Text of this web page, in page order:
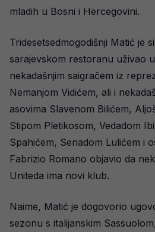
mladih u Bosni i Hercegovini.
Tridesetsedmogodišnji Matić je
sarajevskom restoranu uživao
nekadašnjim saigračem iz
Nemanjom Vidićem, ali i
asovima Slavenom Bilićem,
Stipom Pletikosom, Vedadom
Spahićem, Senadom Lulićem i
Fabrizio Romano objavio da
Uniteda ima novi klub.
Naime, Matić je dogovorio
sezonu s italijanskim